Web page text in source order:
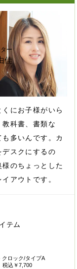
ー
佳
にお子様がいら
科書、書類な
多いんです。カ
デスクにするの
のちょっとした
アウトです。
テム
クロック/タイプA
税込￥7,700